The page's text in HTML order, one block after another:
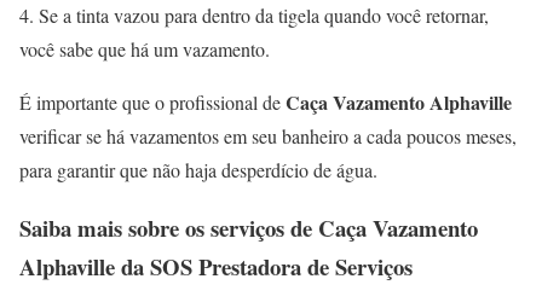
4. Se a tinta vazou para dentro da tigela quando você retornar,
você sabe que há um vazamento.
É importante que o profissional deCaça Vazamento Alphaville
verificar se há vazamentos em seu banheiro a cada poucos meses,
para garantir que não haja desperdício de água.
Saiba mais sobre os serviços de Caça Vazamento
Alphavilleda SOS Prestadora de Serviços